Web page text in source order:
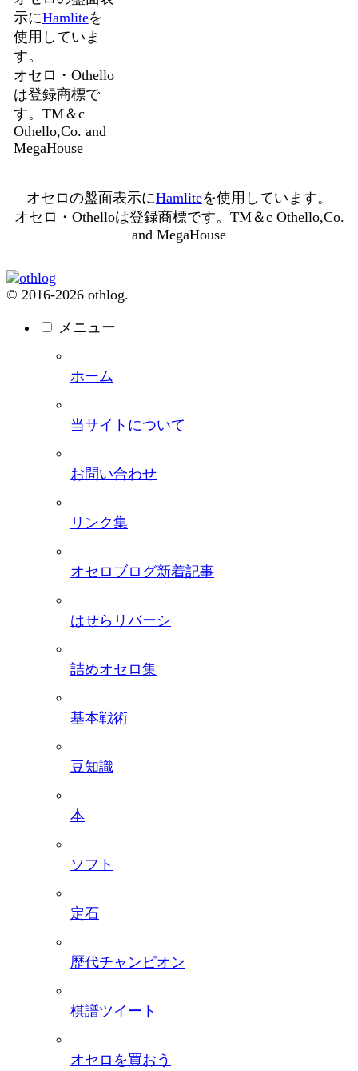
示にHamliteを
使用していま
す。
オセロ・Othello
は登録商標で
す。TM＆c
Othello,Co. and
MegaHouse
オセロの盤面表示にHamliteを使用しています。
オセロ・Othelloは登録商標です。TM＆c Othello,Co.
and MegaHouse
© 2016-2026 othlog.
メニュー
ホーム
当サイトについて
お問い合わせ
リンク集
オセロブログ新着記事
はせらリバーシ
詰めオセロ集
基本戦術
豆知識
本
ソフト
定石
歴代チャンピオン
棋譜ツイート
オセロを買おう